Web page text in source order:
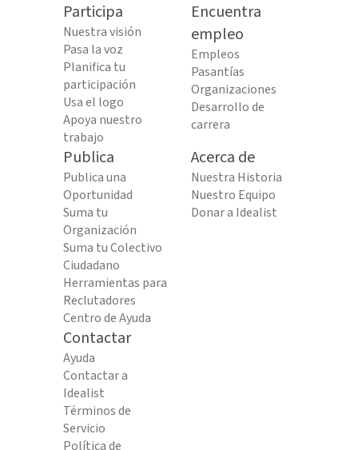
Participa
Nuestra visión
Pasa la voz
Planifica tu
participación
Usa el logo
Apoya nuestro
trabajo
Encuentra
empleo
Empleos
Pasantías
Organizaciones
Desarrollo de
carrera
Publica
Publica una
Oportunidad
Suma tu
Organización
Suma tu Colectivo
Ciudadano
Herramientas para
Reclutadores
Centro de Ayuda
Acerca de
Nuestra Historia
Nuestro Equipo
Donar a Idealist
Contactar
Ayuda
Contactar a
Idealist
Términos de
Servicio
Política de